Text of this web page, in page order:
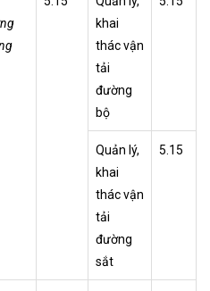
khai
thác vận
tải
đường
bộ
Quản lý,
khai
thác vận
tải
đường
sắt
5.15